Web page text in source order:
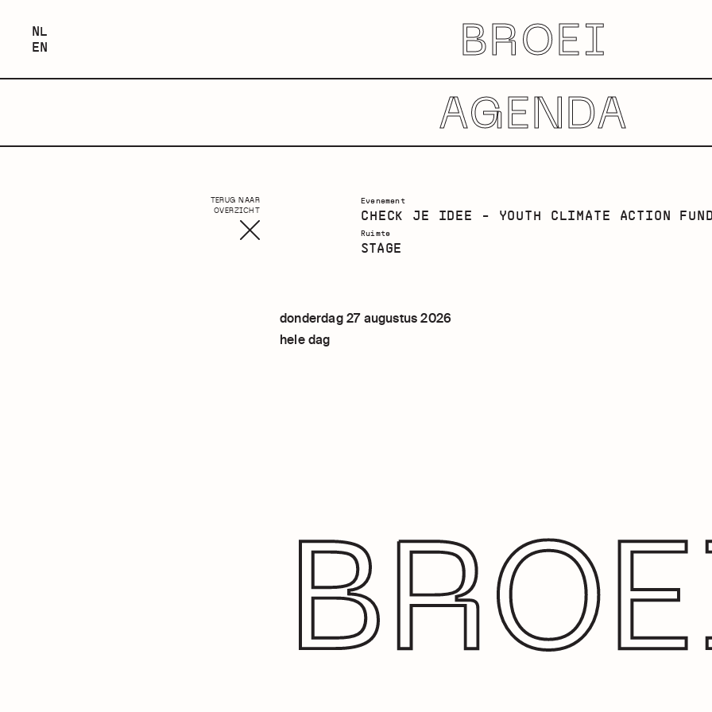
NEDERLANDS
NL
ENGLISH
EN BROEI
AGENDA
TERUG NAAR
OVERZICHT
Evenement
CHECK JE IDEE - YOUTH CLIMATE ACTION FUND
Ruimte
STAGE
donderdag 27 augustus 2026
hele dag